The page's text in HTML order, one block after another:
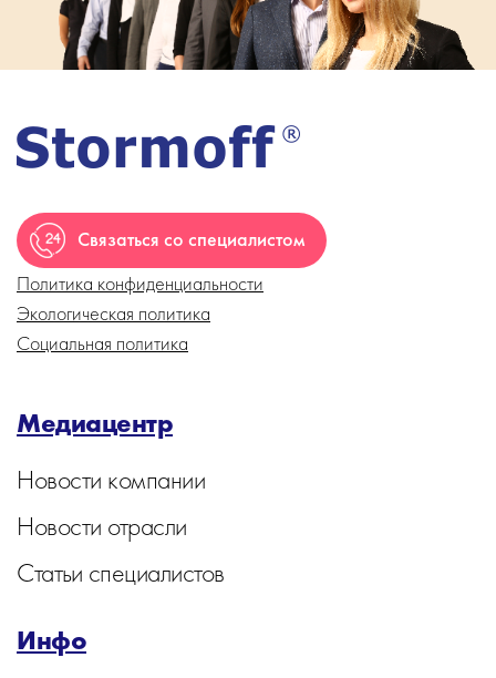
Связаться со специалистом
Политика конфиденциальности
Экологическая политика
Социальная политика
Медиацентр
Новости компании
Новости отрасли
Статьи специалистов
Инфо